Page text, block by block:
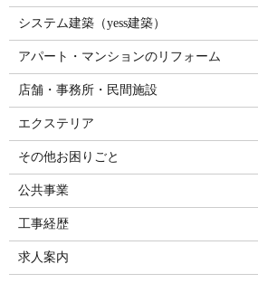
システム建築（yess建築）
アパート・マンションのリフォーム
店舗・事務所・民間施設
エクステリア
その他お困りごと
公共事業
工事経歴
求人案内